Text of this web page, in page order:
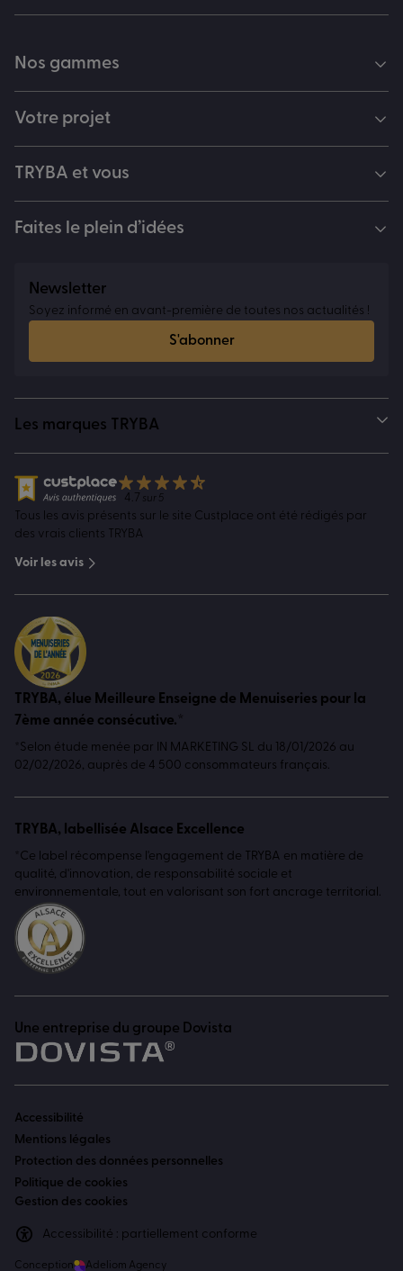
Nos gammes
Votre projet
TRYBA et vous
Faites le plein d’idées
Newsletter
Soyez informé en avant-première de toutes nos actualités !
S'abonner
Les marques TRYBA
4.7 sur 5
Tous les avis présents sur le site Custplace ont été rédigés par
des vrais clients TRYBA
Voir les avis
TRYBA, élue Meilleure Enseigne de Menuiseries pour la
7ème année consécutive.*
*Selon étude menée par IN MARKETING SL du 18/01/2026 au
02/02/2026, auprès de 4 500 consommateurs français.
TRYBA, labellisée Alsace Excellence
*Ce label récompense l'engagement de TRYBA en matière de
qualité, d'innovation, de responsabilité sociale et
environnementale, tout en valorisant son fort ancrage territorial.
Une entreprise du groupe Dovista
Accessibilité
Mentions légales
Protection des données personnelles
Politique de cookies
Gestion des cookies
Accessibilité : partiellement conforme
Conception Adeliom Agency